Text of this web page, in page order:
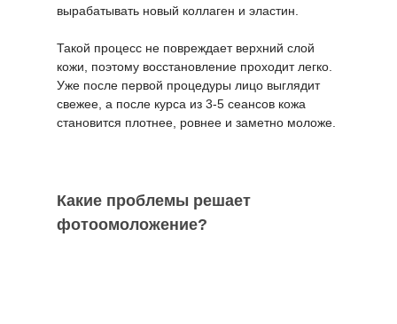
вырабатывать новый коллаген и эластин.
Такой процесс не повреждает верхний слой
кожи, поэтому восстановление проходит легко.
Уже после первой процедуры лицо выглядит
свежее, а после курса из 3-5 сеансов кожа
становится плотнее, ровнее и заметно моложе.
Какие проблемы решает
фотоомоложение?